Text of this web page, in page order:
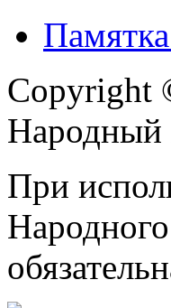
Copyright
Народный
При